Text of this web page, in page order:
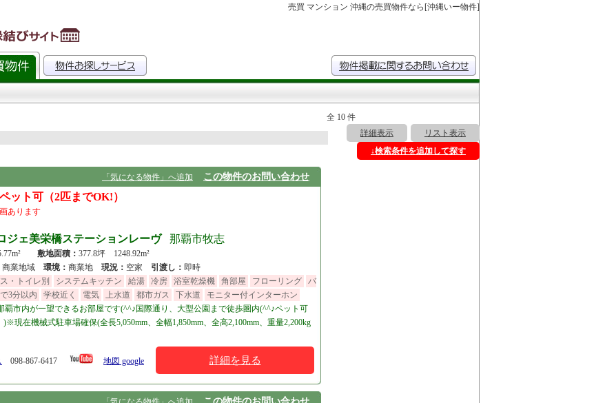
売買 マンション 沖縄の売買物件なら[沖縄いー物件]
全 10 件
リスト表示
詳細表示
↓検索条件を追加して探す
「気になる物件」へ追加 この物件のお問い合わせ
ット可（2匹までOK!）
あります
ジェ美栄橋ステーションレーヴ 那覇市牧志
敷地面積： 377.8坪 1248.92m²
商業地域 環境： 商業地 現況： 空家 引渡し： 即時
・トイレ別 システムキッチン 給湯 冷房 浴室乾燥機 角部屋 フローリング
バ
3分以内 学校近く 電気 上水道 都市ガス 下水道
モニター付インターホン
市内が一望できるお部屋です(^^♪国際通り、大型公園まで徒歩圏内(^^♪ペット可
現在機械式駐車場確保(全長5,050mm、全幅1,850mm、全高2,100mm、重量2,200kg
詳細を見る
098-867-6417 地図 google